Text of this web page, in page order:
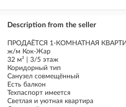
Description from the seller
ПРОДАЁТСЯ 1-КОМНАТНАЯ
ж/м Кок-Жар
32 м² | 3/5 этаж
Коридорный тип
Санузел совмещённый
Есть балкон
Техпаспорт имеется
Светлая и уютная квартира